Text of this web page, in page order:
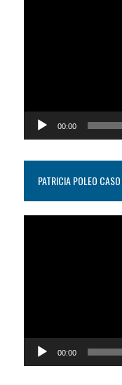
00:00
PATRICIA POLEO
00:00